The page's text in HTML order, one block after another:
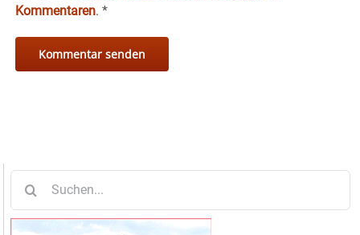
Kommentaren. *
nach: